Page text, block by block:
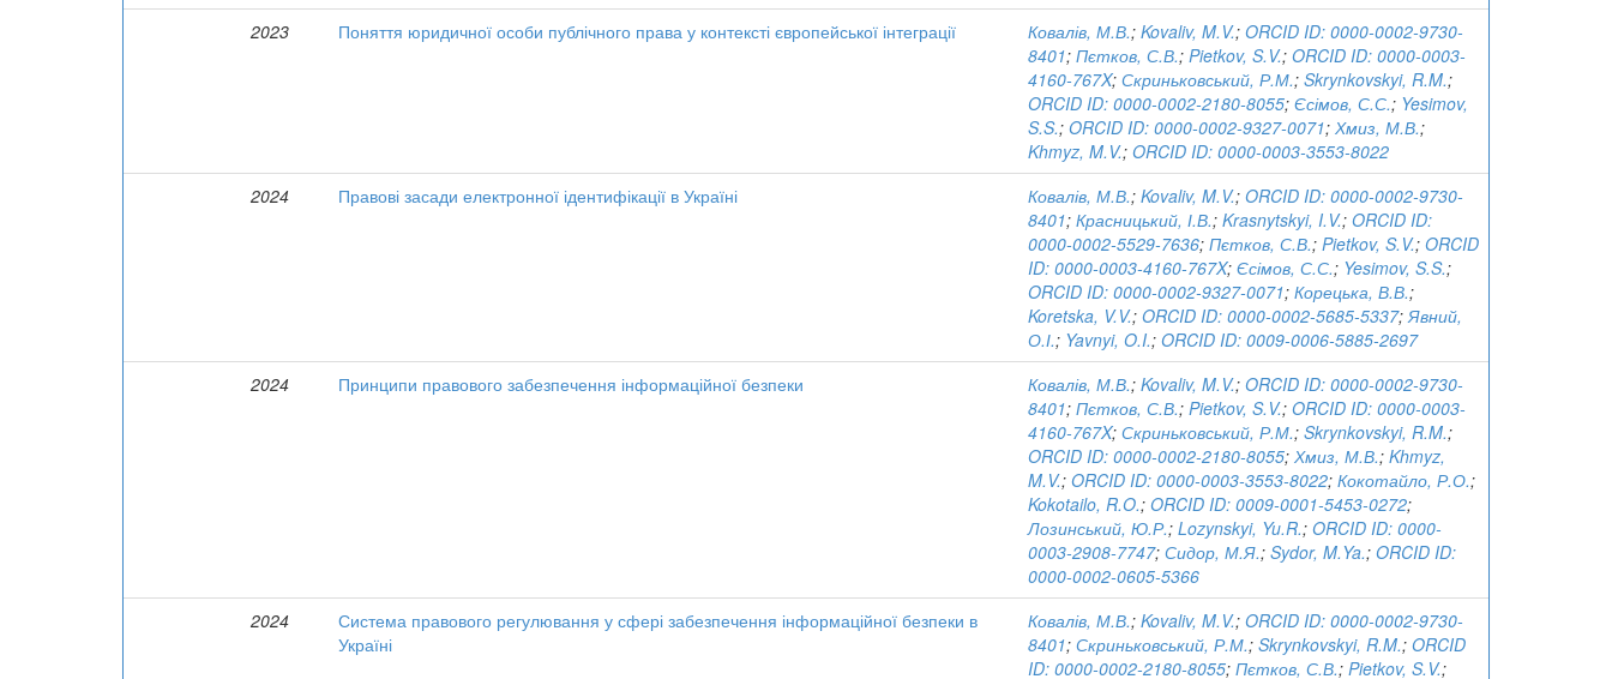
2023
Поняття юридичної особи публічного права у контексті європейської інтеграції Ковалів, М.В.; Kovaliv, M.V.; ORCID ID: 0000-0002-9730-
8401; Пєтков, С.В.; Pietkov, S.V.; ORCID ID: 0000-0003-
4160-767X; Скриньковський, Р.М.; Skrynkovskyi, R.M.;
ORCID ID: 0000-0002-2180-8055; Єсімов, С.С.; Yesimov,
S.S.; ORCID ID: 0000-0002-9327-0071; Хмиз, М.В.;
Khmyz, M.V.; ORCID ID: 0000-0003-3553-8022
2024
Правові засади електронної ідентифікації в Україні Ковалів, М.В.; Kovaliv, M.V.; ORCID ID: 0000-0002-9730-
8401; Красницький, І.В.; Krasnytskyi, I.V.; ORCID ID:
0000-0002-5529-7636; Пєтков, С.В.; Pietkov, S.V.; ORCID
ID: 0000-0003-4160-767X; Єсімов, С.С.; Yesimov, S.S.;
ORCID ID: 0000-0002-9327-0071; Корецька, В.В.;
Koretska, V.V.; ORCID ID: 0000-0002-5685-5337;Явний,
О.І.; Yavnyi, O.I.; ORCID ID: 0009-0006-5885-2697
2024
Принципи правового забезпечення інформаційної безпеки Ковалів, М.В.; Kovaliv, M.V.; ORCID ID: 0000-0002-9730-
8401; Пєтков, С.В.; Pietkov, S.V.; ORCID ID: 0000-0003-
4160-767X; Скриньковський, Р.М.; Skrynkovskyi, R.M.;
ORCID ID: 0000-0002-2180-8055; Хмиз, М.В.; Khmyz,
M.V.; ORCID ID: 0000-0003-3553-8022; Кокотайло, Р.О.;
Kokotailo, R.O.; ORCID ID: 0009-0001-5453-0272;
Лозинський, Ю.Р.; Lozynskyi, Yu.R.; ORCID ID: 0000-
0003-2908-7747; Сидор, М.Я.; Sydor, M.Ya.; ORCID ID:
0000-0002-0605-5366
2024
Система правового регулювання у сфері забезпечення інформаційної безпеки в
Україні
Ковалів, М.В.; Kovaliv, M.V.; ORCID ID: 0000-0002-9730-
8401; Скриньковський, Р.М.; Skrynkovskyi, R.M.; ORCID
ID: 0000-0002-2180-8055; Пєтков, С.В.; Pietkov, S.V.;